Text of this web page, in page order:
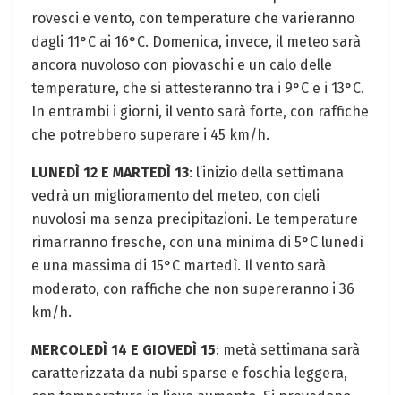
rovesci e vento, con temperature che varieranno
dagli 11°C ai 16°C. Domenica, invece, il meteo sarà
ancora nuvoloso con piovaschi e un calo delle
temperature, che si attesteranno tra i 9°C e i 13°C.
In entrambi i giorni, il vento sarà forte, con raffiche
che potrebbero superare i 45 km/h.
LUNEDÌ 12 E MARTEDÌ 13: l’inizio della settimana
vedrà un miglioramento del meteo, con cieli
nuvolosi ma senza precipitazioni. Le temperature
rimarranno fresche, con una minima di 5°C lunedì
e una massima di 15°C martedì. Il vento sarà
moderato, con raffiche che non supereranno i 36
km/h.
MERCOLEDÌ 14 E GIOVEDÌ 15: metà settimana sarà
caratterizzata da nubi sparse e foschia leggera,